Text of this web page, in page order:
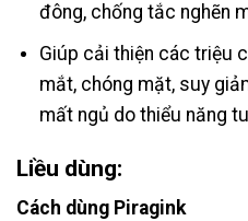
đông, chống tắc nghẽn
Giúp cải thiện các triệu
mắt, chóng mặt, suy
mất ngủ do thiểu năng
Liều dùng:
Cách dùng Piragink